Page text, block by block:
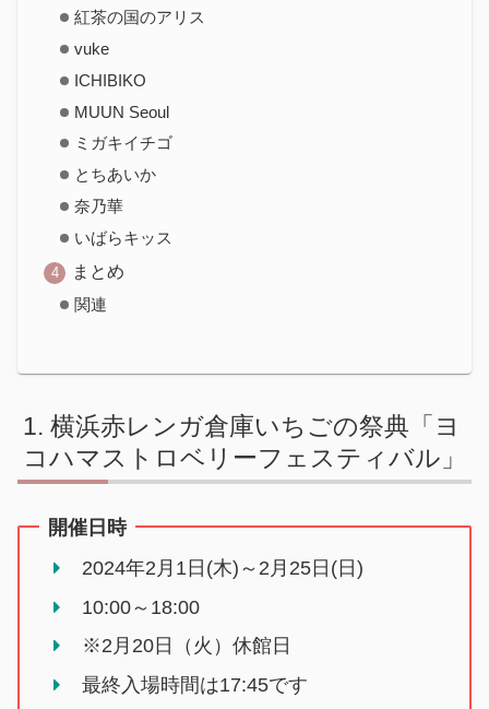
紅茶の国のアリス
vuke
ICHIBIKO
MUUN Seoul
ミガキイチゴ
とちあいか
奈乃華
いばらキッス
まとめ
関連
横浜赤レンガ倉庫いちごの祭典「ヨ
コハマストロベリーフェスティバル」
開催日時
2024年2月1日(木)～2月25日(日)
10:00～18:00
※2月20日（火）休館日
最終入場時間は17:45です